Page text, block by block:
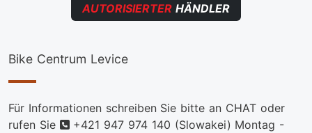
AUTORISIERTER HÄNDLER
Bike Centrum Levice
Für Informationen schreiben Sie bitte an CHAT oder
rufen Sie
telefon
+421 947 974 140 (Slowakei) Montag -